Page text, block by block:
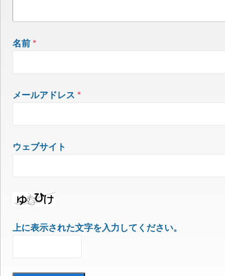
名前 *
メールアドレス *
ウェブサイト
上に表示された文字を入力してください。